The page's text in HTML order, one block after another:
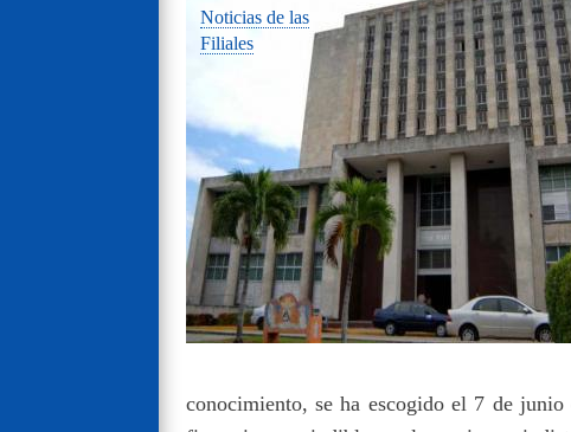
conocimiento, se ha escogido el 7 de
Noticias de las
Filiales